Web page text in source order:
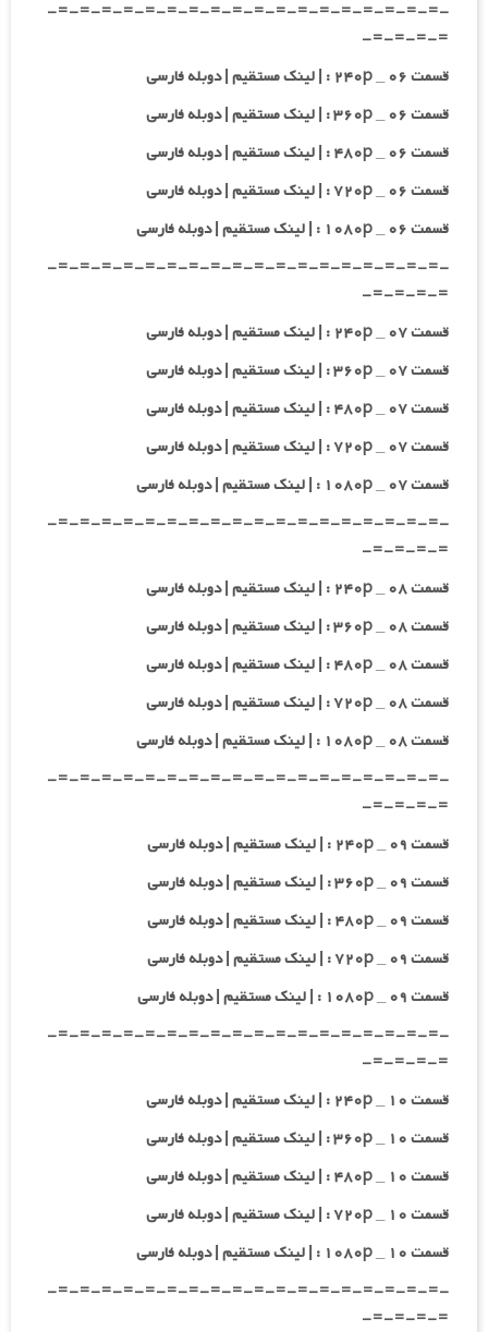
-=-=-=-=-=-=-=-=-=-=-=-=-=-=-=-=-=-=-
=-=-=-=-
قسمت ۰۶ _ ۲۴۰p : | لینک مستقیم | دوبله فارسی
قسمت ۰۶ _ ۳۶۰p : | لینک مستقیم | دوبله فارسی
قسمت ۰۶ _ ۴۸۰p : | لینک مستقیم | دوبله فارسی
قسمت ۰۶ _ ۷۲۰p : | لینک مستقیم | دوبله فارسی
قسمت ۰۶ _ ۱۰۸۰p : | لینک مستقیم | دوبله فارسی
-=-=-=-=-=-=-=-=-=-=-=-=-=-=-=-=-=-=-
=-=-=-=-
قسمت ۰۷ _ ۲۴۰p : | لینک مستقیم | دوبله فارسی
قسمت ۰۷ _ ۳۶۰p : | لینک مستقیم | دوبله فارسی
قسمت ۰۷ _ ۴۸۰p : | لینک مستقیم | دوبله فارسی
قسمت ۰۷ _ ۷۲۰p : | لینک مستقیم | دوبله فارسی
قسمت ۰۷ _ ۱۰۸۰p : | لینک مستقیم | دوبله فارسی
-=-=-=-=-=-=-=-=-=-=-=-=-=-=-=-=-=-=-
=-=-=-=-
قسمت ۰۸ _ ۲۴۰p : | لینک مستقیم | دوبله فارسی
قسمت ۰۸ _ ۳۶۰p : | لینک مستقیم | دوبله فارسی
قسمت ۰۸ _ ۴۸۰p : | لینک مستقیم | دوبله فارسی
قسمت ۰۸ _ ۷۲۰p : | لینک مستقیم | دوبله فارسی
قسمت ۰۸ _ ۱۰۸۰p : | لینک مستقیم | دوبله فارسی
-=-=-=-=-=-=-=-=-=-=-=-=-=-=-=-=-=-=-
=-=-=-=-
قسمت ۰۹ _ ۲۴۰p : | لینک مستقیم | دوبله فارسی
قسمت ۰۹ _ ۳۶۰p : | لینک مستقیم | دوبله فارسی
قسمت ۰۹ _ ۴۸۰p : | لینک مستقیم | دوبله فارسی
قسمت ۰۹ _ ۷۲۰p : | لینک مستقیم | دوبله فارسی
قسمت ۰۹ _ ۱۰۸۰p : | لینک مستقیم | دوبله فارسی
-=-=-=-=-=-=-=-=-=-=-=-=-=-=-=-=-=-=-
=-=-=-=-
قسمت ۱۰ _ ۲۴۰p : | لینک مستقیم | دوبله فارسی
قسمت ۱۰ _ ۳۶۰p : | لینک مستقیم | دوبله فارسی
قسمت ۱۰ _ ۴۸۰p : | لینک مستقیم | دوبله فارسی
قسمت ۱۰ _ ۷۲۰p : | لینک مستقیم | دوبله فارسی
قسمت ۱۰ _ ۱۰۸۰p : | لینک مستقیم | دوبله فارسی
-=-=-=-=-=-=-=-=-=-=-=-=-=-=-=-=-=-=-
=-=-=-=-